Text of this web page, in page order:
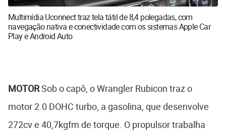
Multimídia Uconnect traz tela tátil de 8,4 polegadas, com
navegação nativa e conectividade com os sistemas Apple Car
Play e Android Auto
MOTORSob o capô, o Wrangler Rubicon traz o
motor 2.0 DOHC turbo, a gasolina, que desenvolve
272cv e 40,7kgfm de torque. O propulsor trabalha